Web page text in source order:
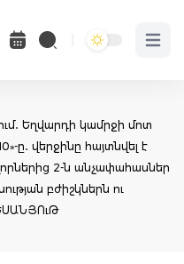
Open
Եղվարդի կամրջի մոտ
ը․ վերջինը հայտնվել է
2-ն անչափահասներ
բժիշկներն ու